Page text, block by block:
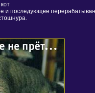
и последующее